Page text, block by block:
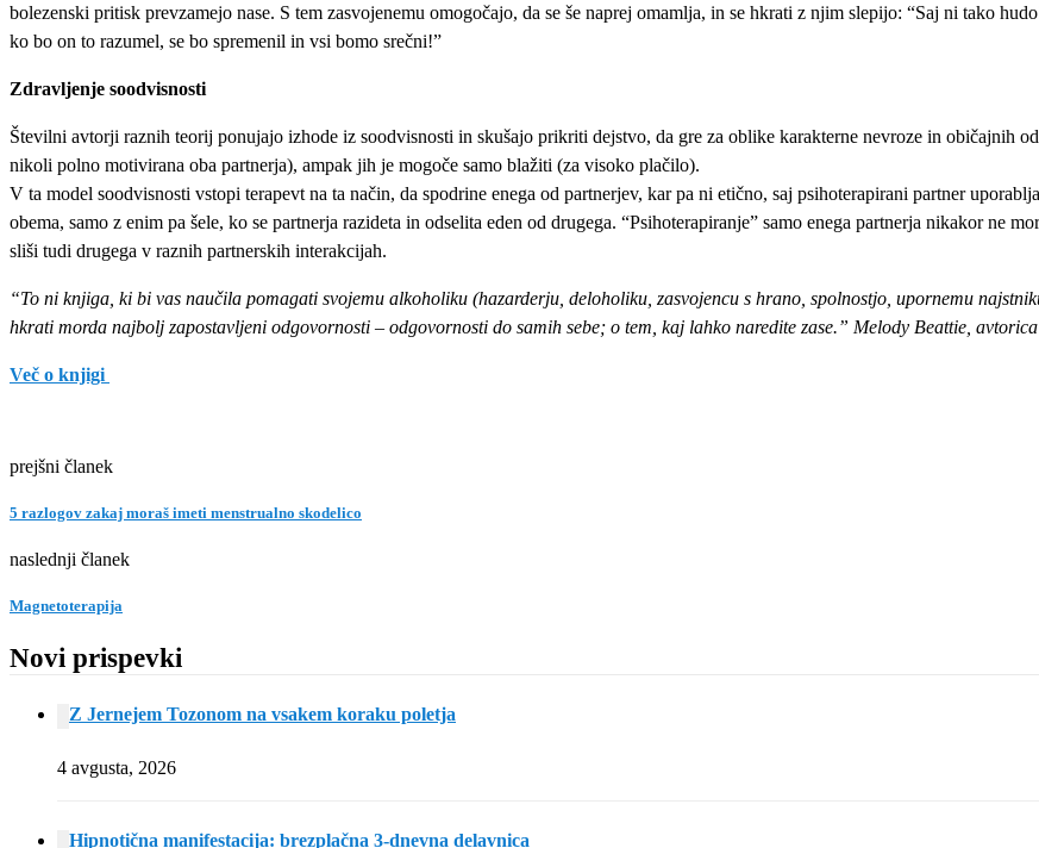
bolezenski pritisk prevzamejo nase. S tem zasvojenemu omogočajo, da se še naprej omamlja, in se hkrati z njim slepijo: “Saj ni tako
ko bo on to razumel, se bo spremenil in vsi bomo srečni!”
Zdravljenje soodvisnosti
Številni avtorji raznih teorij ponujajo izhode iz soodvisnosti in skušajo prikriti dejstvo, da gre za oblike karakterne nevroze in običajnih
nikoli polno motivirana oba partnerja), ampak jih je mogoče samo blažiti (za visoko plačilo).
V ta model soodvisnosti vstopi terapevt na ta način, da spodrine enega od partnerjev, kar pa ni etično, saj psihoterapirani partner
obema, samo z enim pa šele, ko se partnerja razideta in odselita eden od drugega. “Psihoterapiranje” samo enega partnerja nikakor ne
sliši tudi drugega v raznih partnerskih interakcijah.
“To ni knjiga, ki bi vas naučila pomagati svojemu alkoholiku (hazarderju, deloholiku, zasvojencu s hrano, spolnostjo, upornemu
hkrati morda najbolj zapostavljeni odgovornosti – odgovornosti do samih sebe; o tem, kaj lahko naredite zase.” Melody Beattie, avtorica
Več o knjigi
prejšni članek
5 razlogov zakaj moraš imeti menstrualno skodelico
naslednji članek
Magnetoterapija
Novi prispevki
Z Jernejem Tozonom na vsakem koraku poletja
4 avgusta, 2026
Hipnotična manifestacija: brezplačna 3-dnevna delavnica